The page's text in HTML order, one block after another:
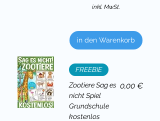
inkl. MwSt.
in den Warenkorb
FREEBIE
Zootiere Sag es
nicht Spiel
Grundschule
kostenlos
Preis
0,00 €